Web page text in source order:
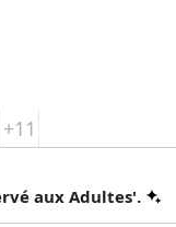
+11
aux Adultes'.